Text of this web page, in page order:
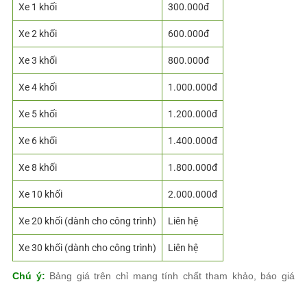
Xe 1 khối 300.000đ
Xe 2 khối 600.000đ
Xe 3 khối 800.000đ
Xe 4 khối 1.000.000đ
Xe 5 khối 1.200.000đ
Xe 6 khối 1.400.000đ
Xe 8 khối 1.800.000đ
Xe 10 khối 2.000.000đ
Xe 20 khối (dành cho công trình) Liên hệ
Xe 30 khối (dành cho công trình) Liên hệ
Chú ý: Bảng giá trên chỉ mang tính chất tham khảo, báo giá